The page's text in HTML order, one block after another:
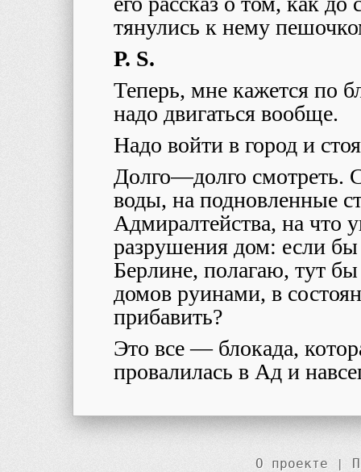
тянулись к нему
P. S.
Теперь, мне кажется по
надо двигаться вообще.
Надо войти в город и
Долго—долго смотреть.
воды, на подновленные
Адмиралтейства, на
разрушения дом: если
Берлине, полагаю, тут
домов руинами, в
прибавить?
Это все— блокада,
провалилась в Ад и
О проекте |